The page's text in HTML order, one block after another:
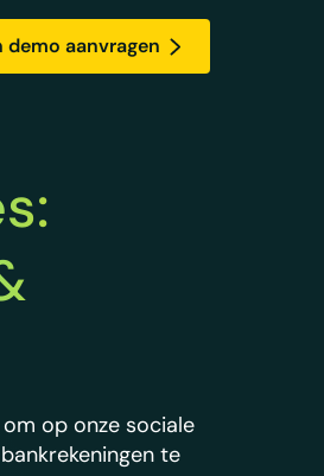
demo aanvragen
op onze sociale
te